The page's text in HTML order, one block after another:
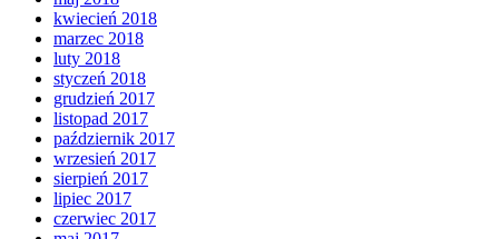
kwiecień 2018
marzec 2018
luty 2018
styczeń 2018
grudzień 2017
listopad 2017
październik 2017
wrzesień 2017
sierpień 2017
lipiec 2017
czerwiec 2017